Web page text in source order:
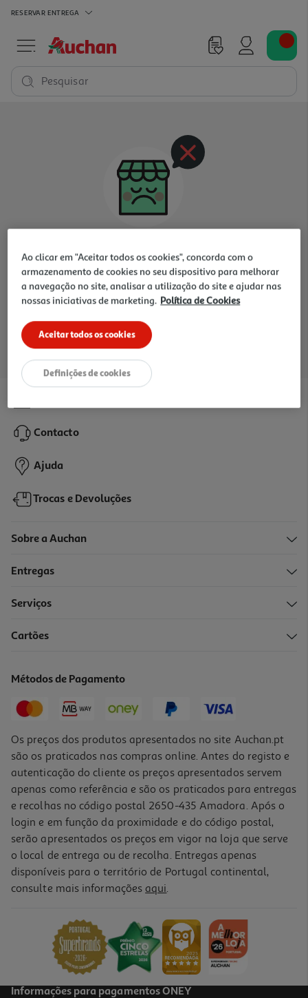
RESERVAR ENTREGA
Pesquisar
para a loja selecionada
Contacto
Ajuda
Trocas e Devoluções
Sobre a Auchan
Entregas
Serviços
Cartões
Métodos de Pagamento
Os preços dos produtos apresentados no site Auchan.pt
são os praticados nas compras online. Antes do registo e
autenticação do cliente os preços apresentados servem
apenas como referência e são os praticados para entregas
e recolhas no código postal 2650-435 Amadora. Após o
login e em função da proximidade e do código postal,
serão apresentados os preços em vigor na loja que serve
o local de entrega ou de recolha. Entregas apenas
disponíveis para o território de Portugal continental,
consulte mais informações aqui.
Informações para pagamentos ONEY
Ao clicar em "Aceitar todos os cookies", concorda com o
armazenamento de cookies no seu dispositivo para melhorar
a navegação no site, analisar a utilização do site e ajudar nas
nossas iniciativas de marketing. Política de Cookies
Aceitar todos os cookies
Definições de cookies